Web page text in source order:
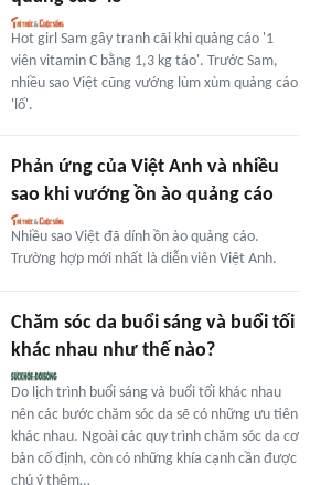
Hot girl Sam gây tranh cãi khi quảng cáo '1
viên vitamin C bằng 1,3 kg táo'. Trước Sam,
nhiều sao Việt cũng vướng lùm xùm quảng cáo
'lố'.
Phản ứng của Việt Anh và nhiều
sao khi vướng ồn ào quảng cáo
Nhiều sao Việt đã dính ồn ào quảng cáo.
Trường hợp mới nhất là diễn viên Việt Anh.
Chăm sóc da buổi sáng và buổi tối
khác nhau như thế nào?
Do lịch trình buổi sáng và buổi tối khác nhau
nên các bước chăm sóc da sẽ có những ưu tiên
khác nhau. Ngoài các quy trình chăm sóc da cơ
bản cố định, còn có những khía cạnh cần được
chú ý thêm…